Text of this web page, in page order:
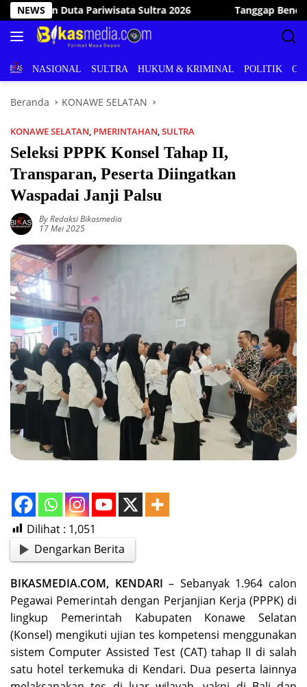
Langsung
ke
konten
NEWS
Tanggap Bencana, Wakil Bupati Konawe Selatan Kunjungi
BERITANASIONAL SULTRA HUKUM & KRIMINAL POLITIK
Beranda KONAWE SELATAN
KONAWE SELATAN, PMERINTAHAN,SULTRA
Seleksi PPPK Konsel Tahap II,
Transparan, Peserta Diingatkan
Waspadai Janji Palsu
By Redaksi Bikasmedia
17 Mei 2025
Dilihat : 1,051
Dengarkan Berita
BIKASMEDIA.COM, KENDARI – Sebanyak 1.964 calon
Pegawai Pemerintah dengan Perjanjian Kerja (PPPK) di
lingkup Pemerintah Kabupaten Konawe Selatan
(Konsel) mengikuti ujian tes kompetensi menggunakan
sistem Computer Assisted Test (CAT) tahap II di salah
satu hotel terkemuka di Kendari. Dua peserta lainnya